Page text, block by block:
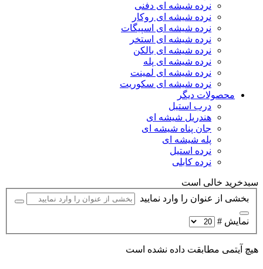
نرده شیشه ای دفنی
نرده شیشه ای روکار
نرده شیشه ای اسپیگات
نرده شیشه ای استخر
نرده شیشه ای بالکن
نرده شیشه ای پله
نرده شیشه ای لمینت
نرده شیشه ای سکوریت
محصولات دیگر
درب استیل
هندریل شیشه ای
جان پناه شیشه ای
پله شیشه ای
نرده استیل
نرده کابلی
سبدخرید خالی است
بخشی از عنوان را وارد نمایید
نمایش #
هیچ آیتمی مطابقت داده نشده است